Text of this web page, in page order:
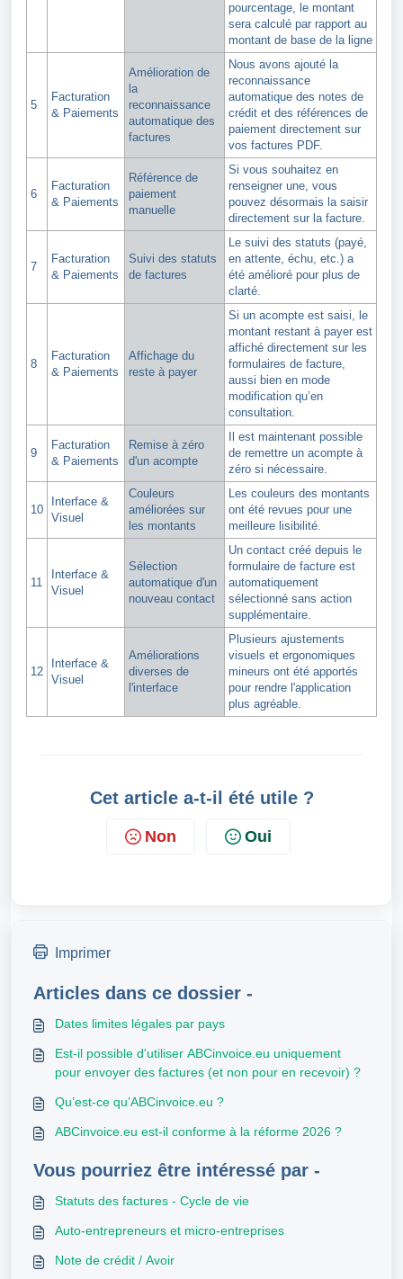
pourcentage, le montant
sera calculé par rapport au
montant de base de la ligne
5
Facturation
& Paiements
Amélioration de
la
reconnaissance
automatique des
factures
Nous avons ajouté la
reconnaissance
automatique des notes de
crédit et des références de
paiement directement sur
vos factures PDF.
6
Facturation
& Paiements
Référence de
paiement
manuelle
Si vous souhaitez en
renseigner une, vous
pouvez désormais la saisir
directement sur la facture.
7
Facturation
& Paiements
Suivi des statuts
de factures
Le suivi des statuts (payé,
en attente, échu, etc.) a
été amélioré pour plus de
clarté.
8
Facturation
& Paiements
Affichage du
reste à payer
Si un acompte est saisi, le
montant restant à payer est
affiché directement sur les
formulaires de facture,
aussi bien en mode
modification qu’en
consultation.
9
Facturation
& Paiements
Remise à zéro
d'un acompte
Il est maintenant possible
de remettre un acompte à
zéro si nécessaire.
10
Interface &
Visuel
Couleurs
améliorées sur
les montants
Les couleurs des montants
ont été revues pour une
meilleure lisibilité.
11
Interface &
Visuel
Sélection
automatique d'un
nouveau contact
Un contact créé depuis le
formulaire de facture est
automatiquement
sélectionné sans action
supplémentaire.
12
Interface &
Visuel
Améliorations
diverses de
l'interface
Plusieurs ajustements
visuels et ergonomiques
mineurs ont été apportés
pour rendre l'application
plus agréable.
Cet article a-t-il été utile ?
Non Oui
Imprimer
Articles dans ce dossier -
Dates limites légales par pays
Est-il possible d'utiliser ABCinvoice.eu uniquement
pour envoyer des factures (et non pour en recevoir) ?
Qu’est-ce qu’ABCinvoice.eu ?
ABCinvoice.eu est-il conforme à la réforme 2026 ?
Vous pourriez être intéressé par -
Statuts des factures - Cycle de vie
Auto-entrepreneurs et micro-entreprises
Note de crédit / Avoir